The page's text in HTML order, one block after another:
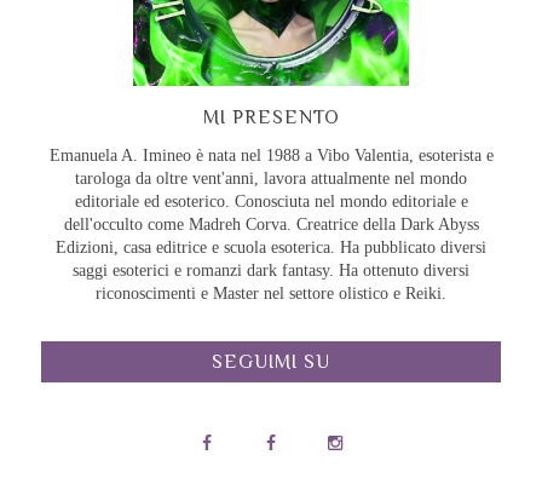
MI PRESENTO
Emanuela A. Imineo è nata nel 1988 a Vibo Valentia, esoterista e
tarologa da oltre vent'anni, lavora attualmente nel mondo
editoriale ed esoterico. Conosciuta nel mondo editoriale e
dell'occulto come Madreh Corva. Creatrice della Dark Abyss
Edizioni, casa editrice e scuola esoterica. Ha pubblicato diversi
saggi esoterici e romanzi dark fantasy. Ha ottenuto diversi
riconoscimenti e Master nel settore olistico e Reiki.
SEGUIMI SU